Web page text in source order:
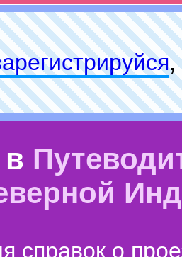
,
справок о